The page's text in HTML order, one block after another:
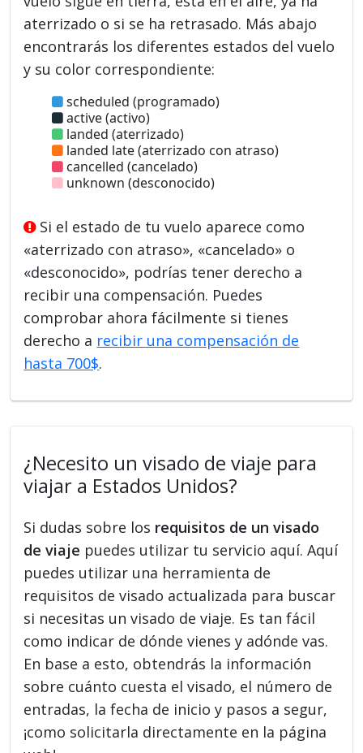
aterrizado o si se ha retrasado. Más abajo
encontrarás los diferentes estados del vuelo
y su color correspondiente:
scheduled (programado)
active (activo)
landed (aterrizado)
landed late (aterrizado con atraso)
cancelled (cancelado)
unknown (desconocido)
Si el estado de tu vuelo aparece como
«aterrizado con atraso», «cancelado» o
«desconocido», podrías tener derecho a
recibir una compensación. Puedes
comprobar ahora fácilmente si tienes
derecho a recibir una compensación de
hasta 700$.
¿Necesito un visado de viaje para
viajar a Estados Unidos?
Si dudas sobre los requisitos de un visado
de viaje puedes utilizar tu servicio aquí. Aquí
puedes utilizar una herramienta de
requisitos de visado actualizada para buscar
si necesitas un visado de viaje. Es tan fácil
como indicar de dónde vienes y adónde vas.
En base a esto, obtendrás la información
sobre cuánto cuesta el visado, el número de
entradas, la fecha de inicio y pasos a segur,
¡como solicitarla directamente en la página